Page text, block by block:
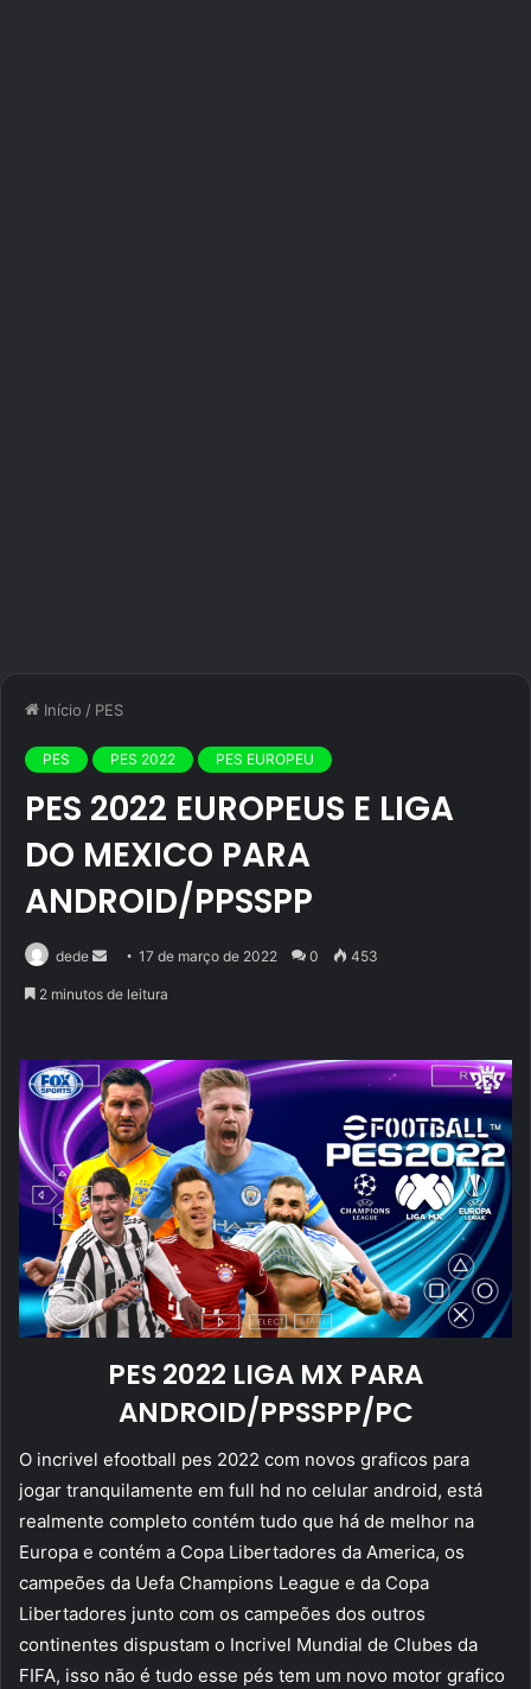
Início / PES
PES PES 2022 PES EUROPEU
PES 2022 EUROPEUS E LIGA
DO MEXICO PARA
ANDROID/PPSSPP
dede
Mande17 de março de 2022 0 453
2 minutos de leitura
PES 2022 LIGA MX PARA
ANDROID/PPSSPP/PC
O incrivel efootball pes 2022 com novos graficos para
jogar tranquilamente em full hd no celular android, está
realmente completo contém tudo que há de melhor na
Europa e contém a Copa Libertadores da America, os
campeões da Uefa Champions League e da Copa
Libertadores junto com os campeões dos outros
continentes dispustam o Incrivel Mundial de Clubes da
FIFA, isso não é tudo esse pés tem um novo motor grafico